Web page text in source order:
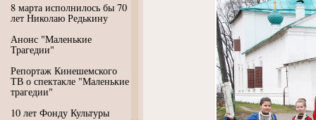
8 марта исполнилось бы 70
лет Николаю Редькину
Анонс "Маленькие
Трагедии"
Репортаж Кинешемского
ТВ о спектакле "Маленькие
трагедии"
10 лет Фонду Культуры